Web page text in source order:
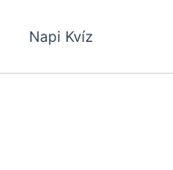
Napi Kvíz